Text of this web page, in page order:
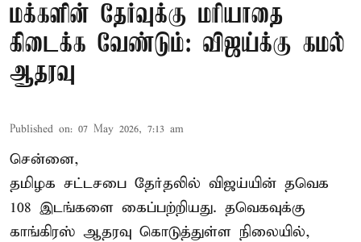
மக்களின் தேர்வுக்கு மரியாதை
கிடைக்க வேண்டும்: விஜய்க்கு கமல்
ஆதரவு
Published on: 07 May 2026, 7:13 am
சென்னை,
தமிழக சட்டசபை தேர்தலில் விஜய்யின் தவெக
108 இடங்களை கைப்பற்றியது. தவெகவுக்கு
காங்கிரஸ் ஆதரவு கொடுத்துள்ள நிலையில்,